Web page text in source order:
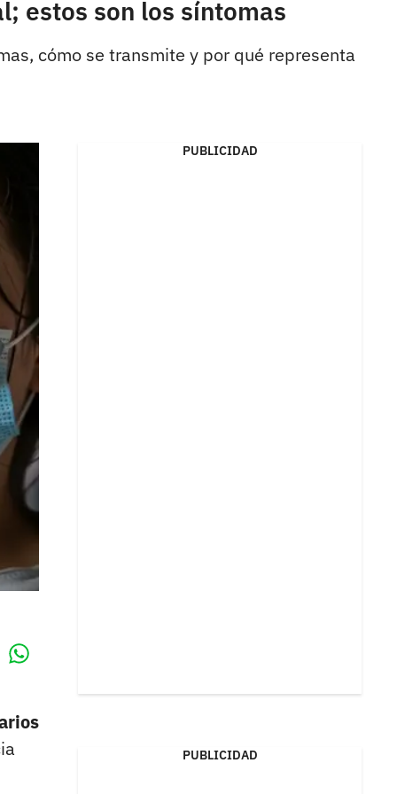
estos son los síntomas
cómo se transmite y por qué representa
PUBLICIDAD
PUBLICIDAD